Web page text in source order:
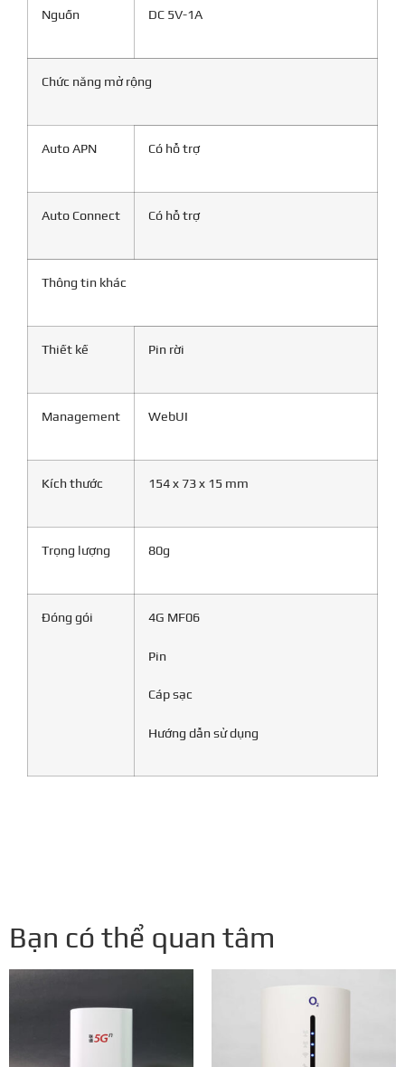
Nguồn DC 5V-1A
Chức năng mở rộng
Auto APN Có hỗ trợ
Auto Connect Có hỗ trợ
Thông tin khác
Thiết kế Pin rời
Management WebUI
Kích thước 154 x 73 x 15 mm
Trọng lượng 80g
Đóng gói 4G MF06
Pin
Cáp sạc
Hướng dẫn sử dụng
Bạn có thể quan tâm